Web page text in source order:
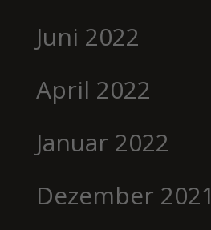
Juni 2022
April 2022
Januar 2022
Dezember 2021